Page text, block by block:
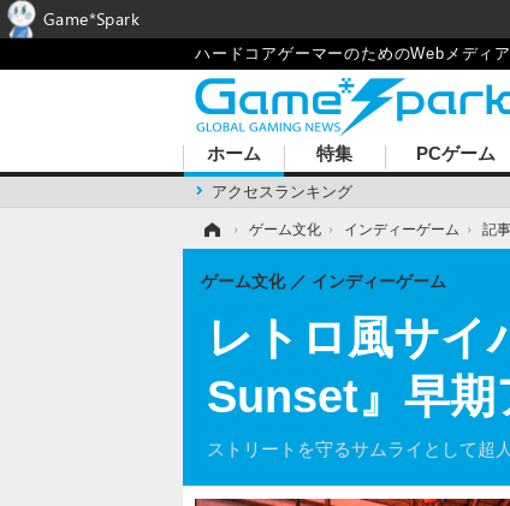
ハードコアゲーマーのためのWebメディア
ホーム
アクセスランキング
特集 PCゲーム
› ゲーム文化 › インディーゲーム › 記事
レトロ風サイ
Sunset』早期
ストリートを守るサムライとして超
ゲーム文化 インディーゲーム
Game*Spark